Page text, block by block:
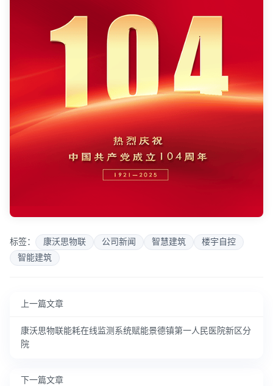
标签： 康沃思物联 公司新闻 智慧建筑
楼宇自控
智能建筑
上一篇文章
康沃思物联能耗在线监测系统赋能景德镇第一人民医院新区分
院
下一篇文章